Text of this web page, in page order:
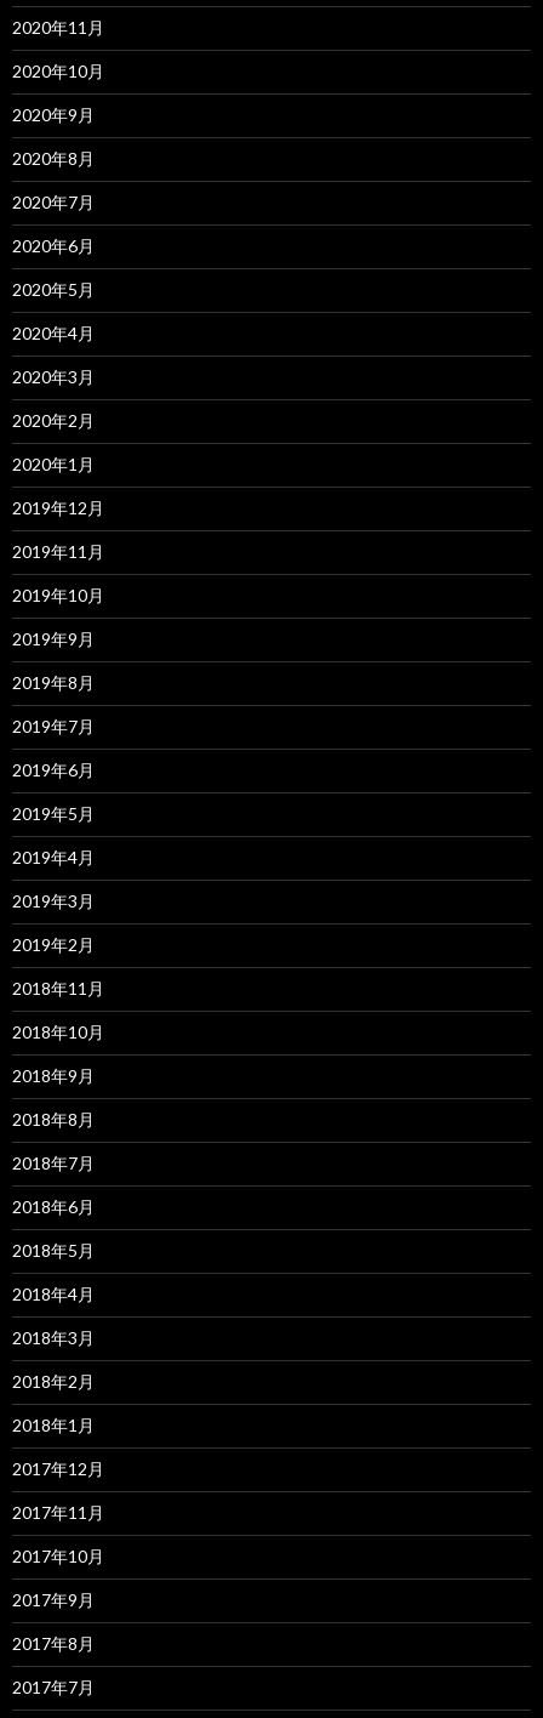
2020年11月
2020年10月
2020年9月
2020年8月
2020年7月
2020年6月
2020年5月
2020年4月
2020年3月
2020年2月
2020年1月
2019年12月
2019年11月
2019年10月
2019年9月
2019年8月
2019年7月
2019年6月
2019年5月
2019年4月
2019年3月
2019年2月
2018年11月
2018年10月
2018年9月
2018年8月
2018年7月
2018年6月
2018年5月
2018年4月
2018年3月
2018年2月
2018年1月
2017年12月
2017年11月
2017年10月
2017年9月
2017年8月
2017年7月